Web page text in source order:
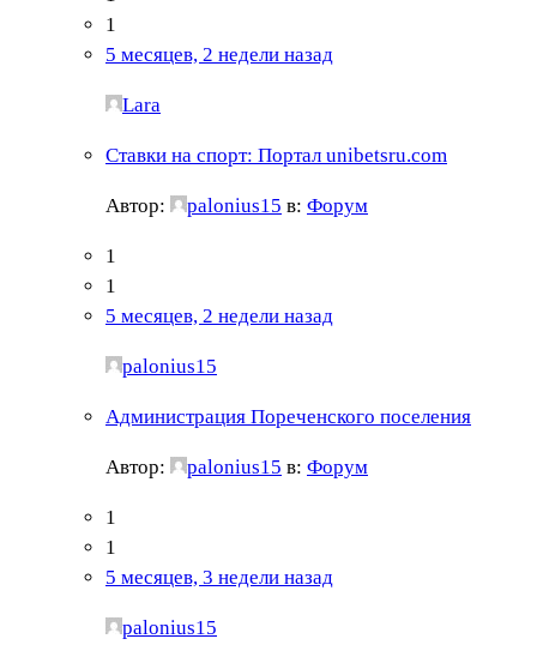
1
5 месяцев, 2 недели назад
Lara
Ставки на спорт: Портал unibetsru.com
Автор: palonius15 в: Форум
1
1
5 месяцев, 2 недели назад
palonius15
Администрация Пореченского поселения
Автор: palonius15 в: Форум
1
1
5 месяцев, 3 недели назад
palonius15